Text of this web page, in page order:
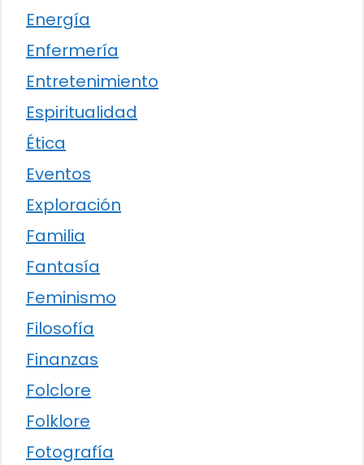
Energía
Enfermería
Entretenimiento
Espiritualidad
Ética
Eventos
Exploración
Familia
Fantasía
Feminismo
Filosofía
Finanzas
Folclore
Folklore
Fotografía